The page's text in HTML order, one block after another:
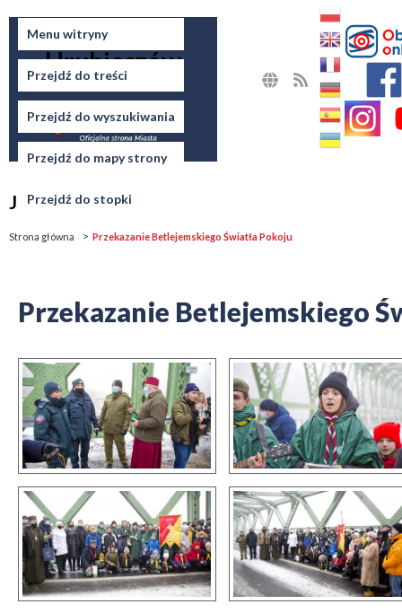
Menu witryny
Przejdź do treści
Przejdź do wyszukiwania
Przejdź do mapy strony
Przejdź do stopki
Miasto
Hrubieszów
Jesteś tutaj
Strona główna Przekazanie Betlejemskiego Światła Pokoju
Przekazanie Betlejemskiego